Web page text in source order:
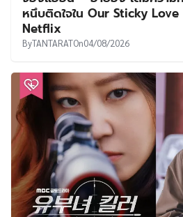
หนึบติดใจใน Our Sticky
Netflix
ByTANTARATOn04/08/2026